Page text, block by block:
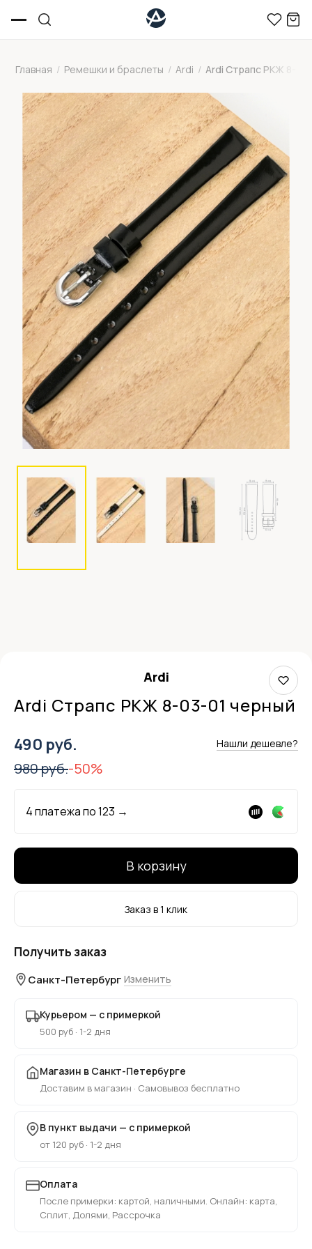
Главная / Ремешки и браслеты / Ardi / Ardi Страпс РКЖ 8-
Ardi
Ardi Страпс РКЖ 8-03-01 черный
490 руб. Нашли дешевле?
980 руб.-50%
4 платежа по123 →
В корзину
Заказ в 1 клик
Получить заказ
Санкт-Петербург Изменить
Курьером — с примеркой
500 руб · 1-2 дня
Магазин в Санкт-Петербурге
Доставим в магазин · Самовывоз бесплатно
В пункт выдачи — с примеркой
от 120 руб · 1-2 дня
Оплата
После примерки: картой, наличными. Онлайн: карта,
Сплит, Долями, Рассрочка